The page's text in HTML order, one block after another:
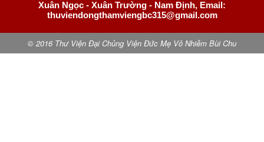
Xuân Ngọc - Xuân Trường - Nam Định, Email:
thuviendongthamviengbc315@gmail.com
© 2016 Thư Viện Đại Chủng Viện Đức Mẹ Vô Nhiễm Bùi Chu